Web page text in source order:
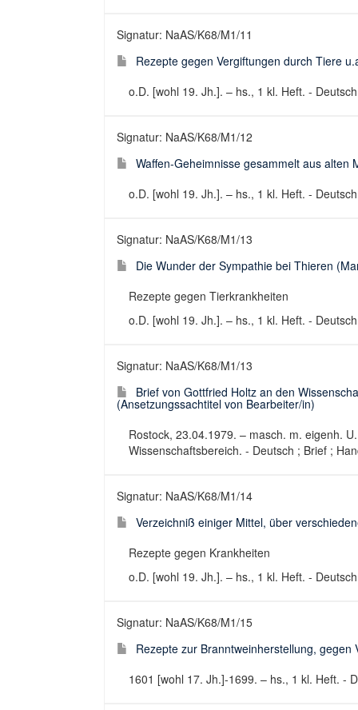
Signatur: NaAS/K68/M1/11
Rezepte gegen Vergiftungen durch Tiere
o.D. [wohl 19. Jh.]. – hs., 1 kl. Heft. -
Signatur: NaAS/K68/M1/12
Waffen-Geheimnisse gesammelt aus alten
o.D. [wohl 19. Jh.]. – hs., 1 kl. Heft. -
Signatur: NaAS/K68/M1/13
Die Wunder der Sympathie bei Thieren
Rezepte gegen Tierkrankheiten
o.D. [wohl 19. Jh.]. – hs., 1 kl. Heft. -
Signatur: NaAS/K68/M1/13
Brief von Gottfried Holtz an den
(Ansetzungssachtitel von Bearbeiter/in)
Rostock, 23.04.1979. – masch. m. eigenh.
Wissenschaftsbereich. - Deutsch ; Brief ;
Signatur: NaAS/K68/M1/14
Verzeichniß einiger Mittel, über
Rezepte gegen Krankheiten
o.D. [wohl 19. Jh.]. – hs., 1 kl. Heft. -
Signatur: NaAS/K68/M1/15
Rezepte zur Branntweinherstellung,
1601 [wohl 17. Jh.]-1699. – hs., 1 kl. Heft. -